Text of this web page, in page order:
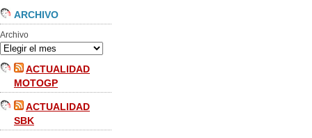
ARCHIVO
Archivo
ACTUALIDAD
MOTOGP
ACTUALIDAD
SBK